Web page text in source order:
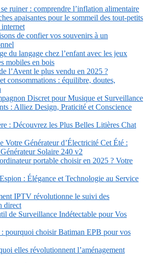
se ruiner : comprendre l’inflation alimentaire
apaisantes pour le sommeil des tout-petits
de confier vos souvenirs à un
du langage chez l’enfant avec les jeux
mobiles en bois
l’Avent le plus vendu en 2025 ?
consommations : équilibre, doutes,
Discret pour Musique et Surveillance
: Alliez Design, Praticité et Conscience
: Découvrez les Plus Belles Litières Chat
Votre Générateur d’Électricité Cet Été :
Solaire 240 v2
portable choisir en 2025 ? Votre
: Élégance et Technologie au Service
IPTV révolutionne le suivi des
direct
de Surveillance Indétectable pour Vos
pourquoi choisir Batiman EPB pour vos
elles révolutionnent l’aménagement